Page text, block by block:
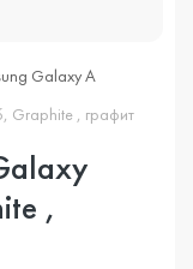
Galaxy A
Graphite , графит
,